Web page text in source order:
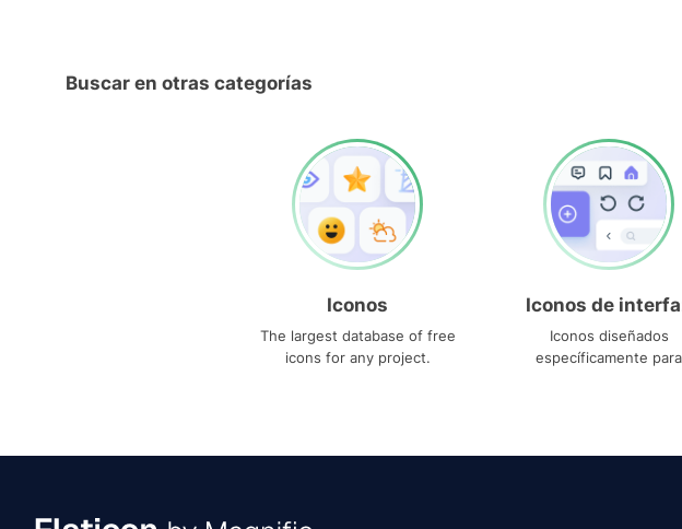
Buscar en otras categorías
Iconos
The largest database of free
icons for any project.
Iconos de
Iconos diseñados
específicamente para